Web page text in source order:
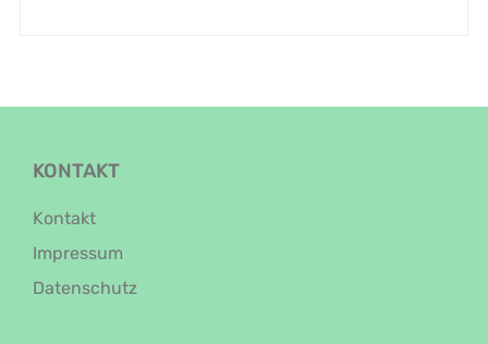
KONTAKT
Kontakt
Impressum
Datenschutz